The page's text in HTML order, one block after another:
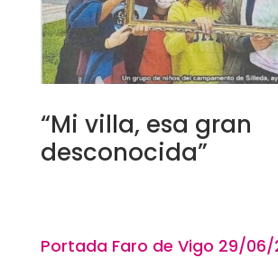
“Mi villa, esa gran
desconocida”
Portada Faro de Vigo 29/